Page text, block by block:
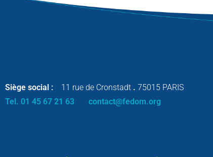
Siège social : 11 rue de Cronstadt . 75015 PARIS
Tel. 01 45 67 21 63 contact@fedom.org